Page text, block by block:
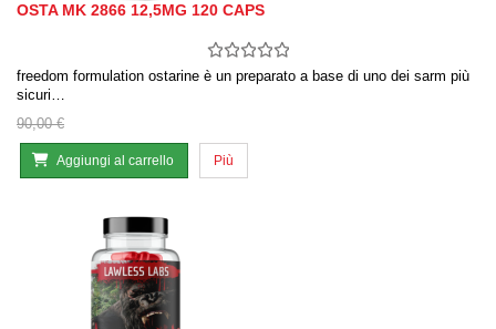
OSTA MK 2866 12,5MG 120 CAPS
freedom formulation ostarine è un preparato a base di uno dei sarm più
sicuri…
90,00 €
Aggiungi al carrello Più